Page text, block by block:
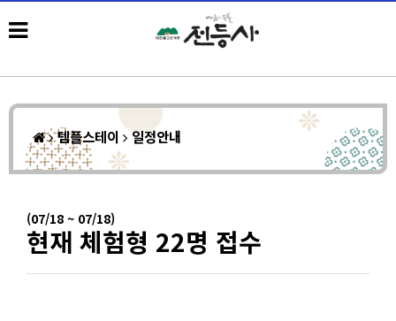
템플스테이 일정안내
(07/18 ~ 07/18)
현재 체험형 22명 접수